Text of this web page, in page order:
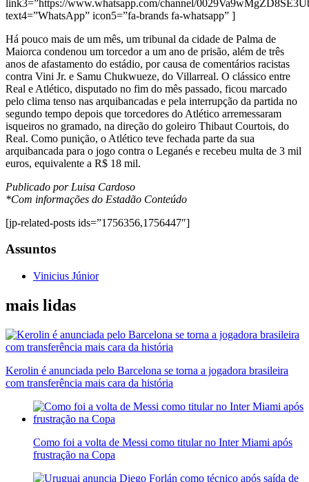
link3=”https://www.whatsapp.com/channel/
text4=”WhatsApp” icon5=”fa-brands fa-whatsapp” ]
Há pouco mais de um mês, um tribunal da cidade de Palma de
Maiorca condenou um torcedor a um ano de prisão, além de três
anos de afastamento do estádio, por causa de comentários racistas
contra Vini Jr. e Samu Chukwueze, do Villarreal. O clássico entre
Real e Atlético, disputado no fim do mês passado, ficou marcado
pelo clima tenso nas arquibancadas e pela interrupção da partida no
segundo tempo depois que torcedores do Atlético arremessaram
isqueiros no gramado, na direção do goleiro Thibaut Courtois, do
Real. Como punição, o Atlético teve fechada parte da sua
arquibancada para o jogo contra o Leganés e recebeu multa de 3 mil
euros, equivalente a R$ 18 mil.
Publicado por Luisa Cardoso
*Com informações do Estadão Conteúdo
[jp-related-posts ids=”1756356,1756447″]
Assuntos
Vinicius Júnior
mais lidas
Kerolin é anunciada pelo Barcelona se torna a jogadora brasileira
com transferência mais cara da história
Como foi a volta de Messi como titular no Inter Miami após
frustração na Copa